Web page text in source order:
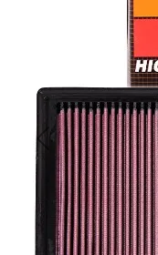
Previous